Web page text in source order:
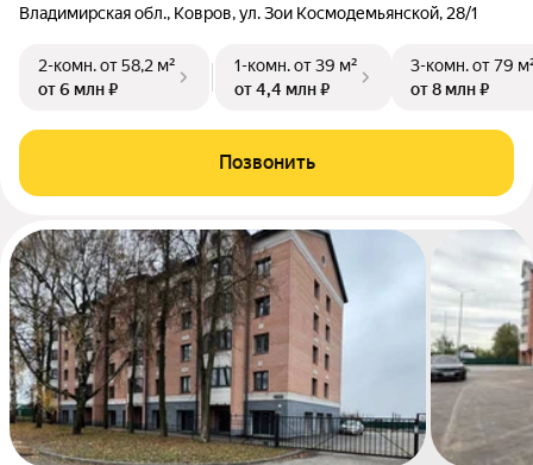
Владимирская обл., Ковров, ул. Зои Космодемьянской, 28/1
2-комн.от 58,2 м²
от 6 млн ₽
1-комн.от 39 м²
от 4,4 млн ₽
3-комн.от 79
от 8 млн ₽
Позвонить